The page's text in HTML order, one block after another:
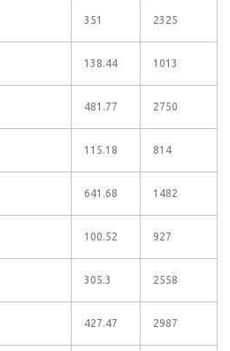
351 2325
138.44 1013
481.77 2750
115.18 814
641.68 1482
100.52 927
305.3 2558
427.47 2987